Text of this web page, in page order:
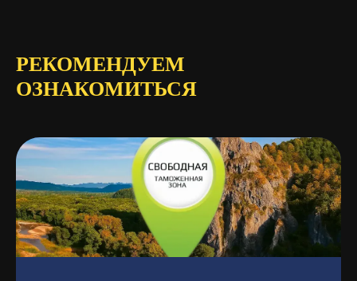
РЕКОМЕНДУЕМ
ОЗНАКОМИТЬСЯ